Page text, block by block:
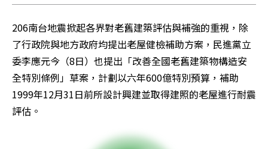
206南台地震掀起各界對老舊建築評估與補強的重視，除
了行政院與地方政府均提出老屋健檢補助方案，民進黨立
委李應元今（8日）也提出「改善全國老舊建築物構造安
全特別條例」草案，計劃以六年600億特別預算，補助
1999年12月31日前所設計興建並取得建照的老屋進行耐震
評估。